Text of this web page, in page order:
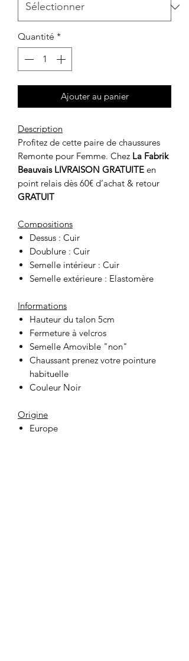
Quantité *
Ajouter au panier
Description
Profitez de cette paire de chaussures
Remonte pour Femme. Chez La Fabrik
Beauvais LIVRAISON GRATUITE en
point relais dès 60€ d’achat & retour
GRATUIT
Compositions
Dessus : Cuir
Doublure : Cuir
Semelle intérieur : Cuir
Semelle extérieure : Elastomère
Informations
Hauteur du talon 5cm
Fermeture à velcros
Semelle Amovible "non"
Chaussant prenez votre pointure
habituelle
Couleur Noir
Origine
Europe